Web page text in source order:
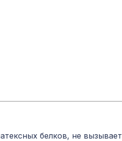
белков, не вызывает